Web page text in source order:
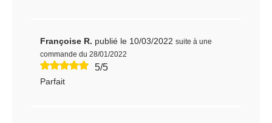
Françoise R. publié le 10/03/2022 suite à une
commande du 28/01/2022
5/5
Parfait